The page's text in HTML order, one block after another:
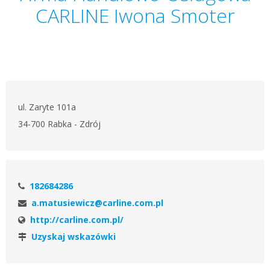
CARLINE Iwona Smoter
ul. Zaryte 101a
34-700 Rabka - Zdrój
182684286
a.matusiewicz@carline.com.pl
http://carline.com.pl/
Uzyskaj wskazówki